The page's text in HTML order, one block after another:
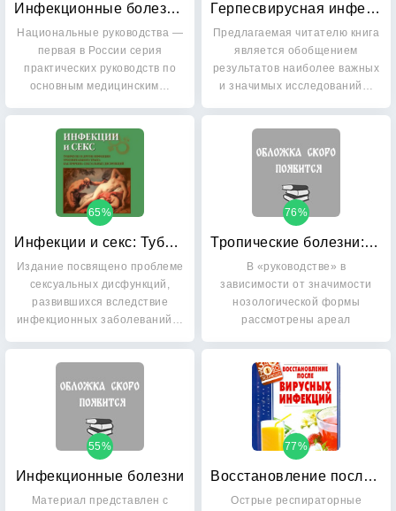
Инфекционные болезни: Национальное руководство (+ CD-ROM)
Национальные руководства —
первая в России серия
практических руководств по
основным медицинским…
Герпесвирусная инфекция: Диагностика и терапия тяжелых форм у новорожденных
Предлагаемая читателю книга
является обобщением
результатов наиболее важных
и значимых исследований…
Инфекции и секс: Туберкулез и другие инфекции урогенитального тракта как причина сексуальных дисфункций
65%
Издание посвящено проблеме
сексуальных дисфункций,
развившихся вследствие
инфекционных заболеваний…
Тропические болезни: Руководство для врачей
76%
В «руководстве» в
зависимости от значимости
нозологической формы
рассмотрены ареал
Инфекционные болезни
55%
Материал представлен с
Восстановление после вирусных инфекций
77%
Острые респираторные